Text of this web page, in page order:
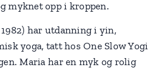
myknet opp i kroppen.
har utdanning i yin,
yoga, tatt hos One Slow Yogi
Maria har en myk og rolig